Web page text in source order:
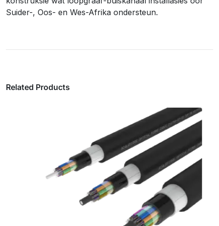
Suider-, Oos- en Wes-Afrika ondersteun.
Related Products
Hoësterkte Los Buis Buite Veselkabel